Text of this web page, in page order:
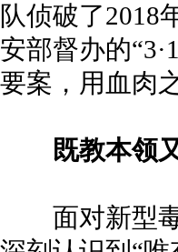
队侦破了2018
安部督办的
要案，用血肉
既教本领
面对新型毒